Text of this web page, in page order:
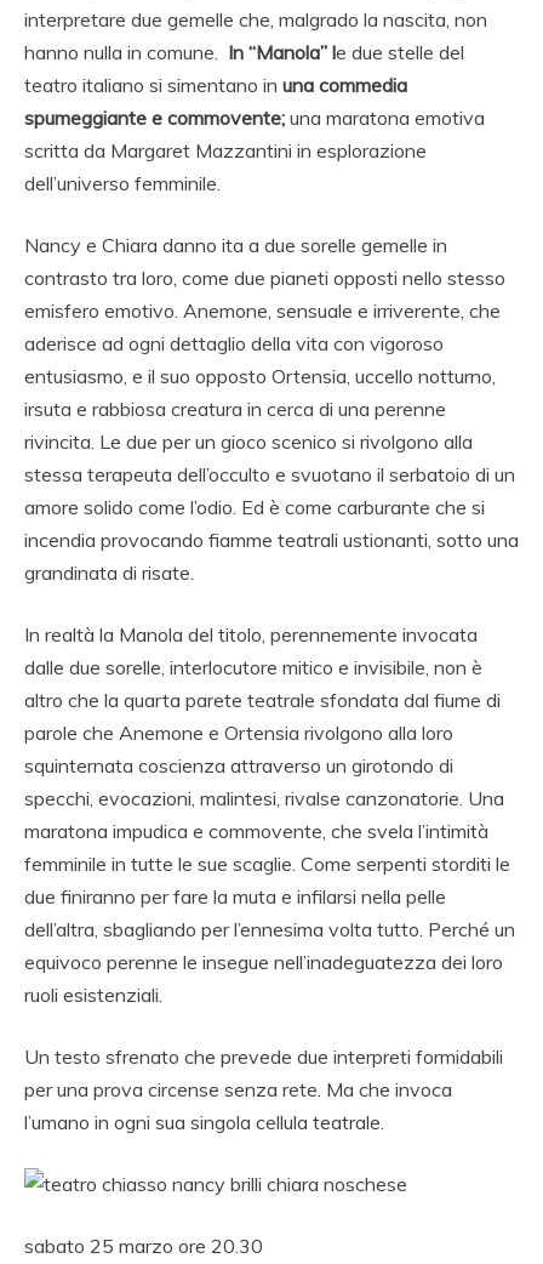
interpretare due gemelle che, malgrado la nascita, non
hanno nulla in comune.
In “Manola” le due stelle del
teatro italiano si simentano in una commedia
spumeggiante e commovente; una maratona emotiva
scritta da Margaret Mazzantini in esplorazione
dell’universo femminile.
Nancy e Chiara danno ita a due sorelle gemelle in
contrasto tra loro, come due pianeti opposti nello stesso
emisfero emotivo. Anemone, sensuale e irriverente, che
aderisce ad ogni dettaglio della vita con vigoroso
entusiasmo, e il suo opposto Ortensia, uccello notturno,
irsuta e rabbiosa creatura in cerca di una perenne
rivincita. Le due per un gioco scenico si rivolgono alla
stessa terapeuta dell’occulto e svuotano il serbatoio di un
amore solido come l’odio. Ed è come carburante che si
incendia provocando fiamme teatrali ustionanti, sotto una
grandinata di risate.
In realtà la Manola del titolo, perennemente invocata
dalle due sorelle, interlocutore mitico e invisibile, non è
altro che la quarta parete teatrale sfondata dal fiume di
parole che Anemone e Ortensia rivolgono alla loro
squinternata coscienza attraverso un girotondo di
specchi, evocazioni, malintesi, rivalse canzonatorie. Una
maratona impudica e commovente, che svela l’intimità
femminile in tutte le sue scaglie. Come serpenti storditi le
due finiranno per fare la muta e infilarsi nella pelle
dell’altra, sbagliando per l’ennesima volta tutto. Perché un
equivoco perenne le insegue nell’inadeguatezza dei loro
ruoli esistenziali.
Un testo sfrenato che prevede due interpreti formidabili
per una prova circense senza rete. Ma che invoca
l’umano in ogni sua singola cellula teatrale.
sabato 25 marzo ore 20.30